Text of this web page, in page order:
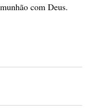
com Deus.